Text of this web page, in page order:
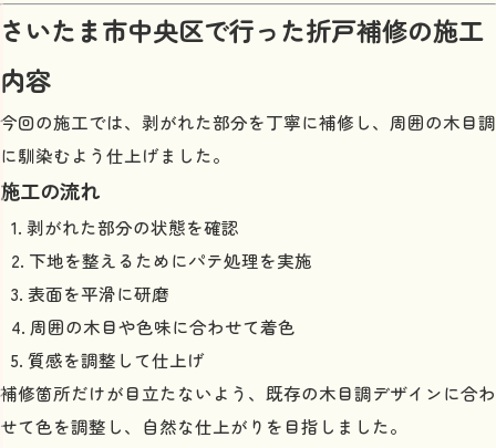
さいたま市中央区で行った折戸補修の施工
内容
今回の施工では、剥がれた部分を丁寧に補修し、周囲の木目調
に馴染むよう仕上げました。
施工の流れ
剥がれた部分の状態を確認
下地を整えるためにパテ処理を実施
表面を平滑に研磨
周囲の木目や色味に合わせて着色
質感を調整して仕上げ
補修箇所だけが目立たないよう、既存の木目調デザインに合わ
せて色を調整し、自然な仕上がりを目指しました。